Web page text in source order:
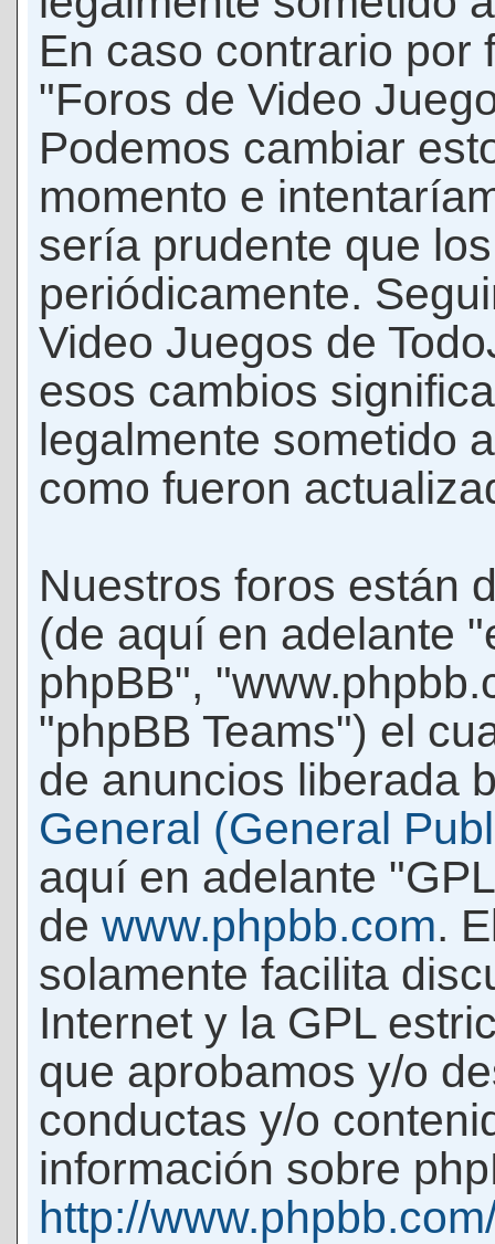
En caso contrario por
"Foros de Video
Podemos cambiar
momento e
sería prudente que
periódicamente.
Video Juegos de
esos cambios
legalmente sometido
como fueron
Nuestros foros están
(de aquí en adelante
phpBB",
"phpBB Teams") el
de anuncios liberada
General (General
aquí en adelante
de www.phpbb.com.
solamente facilita
Internet y la GPL
que aprobamos y/o
conductas y/o
información sobre
http://